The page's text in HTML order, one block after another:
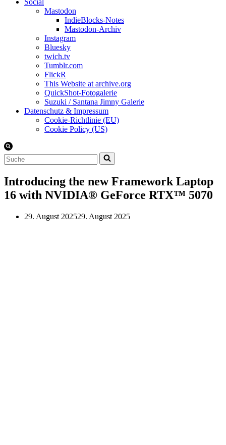
Social
Mastodon
IndieBlocks-Notes
Mastodon-Archiv
Instagram
Bluesky
twich.tv
Tumblr.com
FlickR
This Website at archive.org
QuickShot-Fotogalerie
Suzuki / Santana Jimny Galerie
Datenschutz & Impressum
Cookie-Richtlinie (EU)
Cookie Policy (US)
Suchen
nach …
Introducing the new Framework Laptop
16 with NVIDIA® GeForce RTX™ 5070
29. August 202529. August 2025